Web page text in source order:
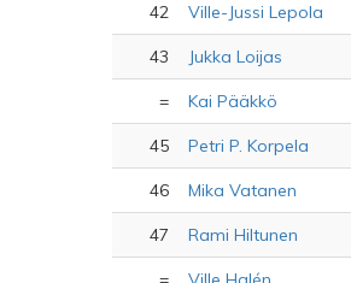
42 Ville-Jussi Lepola
43 Jukka Loijas
= Kai Pääkkö
45 Petri P. Korpela
46 Mika Vatanen
47 Rami Hiltunen